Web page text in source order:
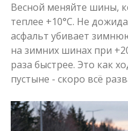
Весной меняйте шины,
теплее +10°C. Не
асфальт убивает
на зимних шинах при
раза быстрее. Это как
пустыне - скоро всё